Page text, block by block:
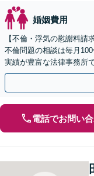
婚姻費用
【不倫・浮気の慰謝料請
不倫問題の相談は毎月
実績が豊富な法律事務所
ご契約まで対応可/来所不
電話でお問い